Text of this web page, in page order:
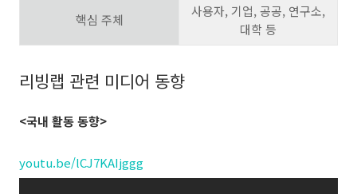
핵심 주체
사용자, 기업, 공공, 연구소,
대학 등
리빙랩 관련 미디어 동향
<국내 활동 동향>
youtu.be/lCJ7KAIjggg